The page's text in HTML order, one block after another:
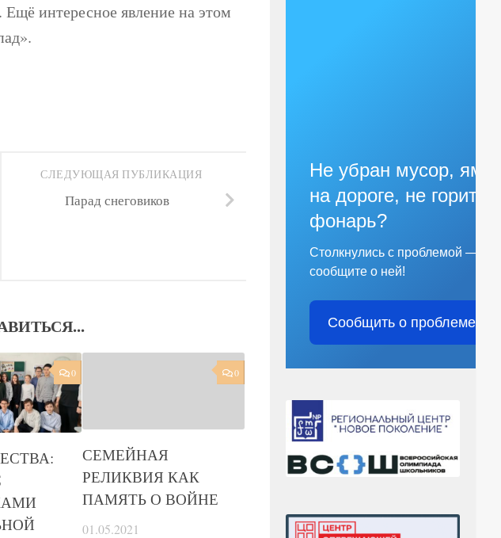
интересное явление на этом
СЛЕДУЮЩАЯ ПУБЛИКАЦИЯ
Парад снеговиков
0 0
СЕМЕЙНАЯ
РЕЛИКВИЯ КАК
ПАМЯТЬ О ВОЙНЕ
01.05.2021
Не убран мусор, яма
на дороге, не горит
фонарь?
Столкнулись с проблемой —
сообщите о ней!
Сообщить о проблеме